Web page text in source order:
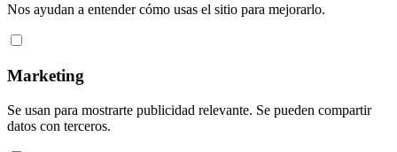
Nos ayudan a entender cómo usas el sitio para mejorarlo.
Marketing
Se usan para mostrarte publicidad relevante. Se pueden compartir
datos con terceros.